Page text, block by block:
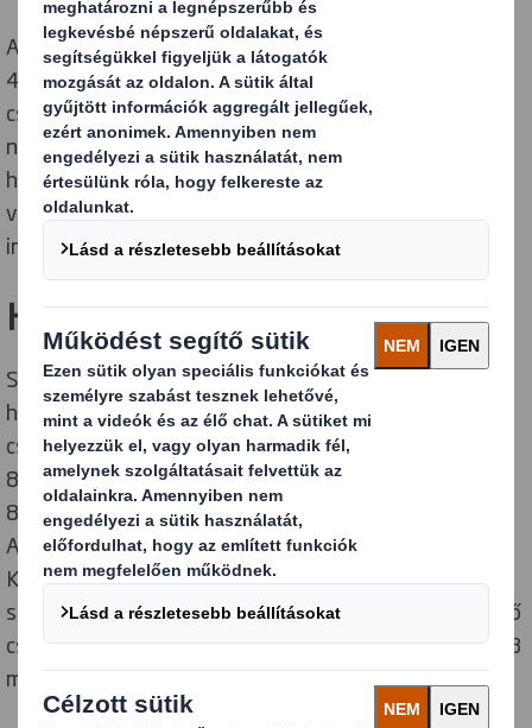
A fogyasztók 25%-a aktívan ellenzi a műanyagot,
41%-a pedig alternatív, megújuló forrásból készült
csomagolást szeretne. Mivel a fogyasztók egyre
nagyobb igényt támasztanak a műanyag
helyettesítésére, mi 100%-ban elkötelezettek
vagyunk amellett, hogy segítsünk vevőinknek
innovatív megoldásokat találni.
Hogyan segíthetünk Önnek?
Segítünk megoldást találni kihívásaira és az egyszer
használatos, „nehezen újrahasznosítható”
csomagolásokra. A termékek környezeti hatásának
80%-a a tervezési szakaszban eldől. Ezért mintegy
800 tervezőt képeztünk ki a Körforgásos Tervezési
Alaplevek szerinti csomagolásfejlesztésre. Forradalmi
Körforgásos Tervezés Mérőszámai eszközünk
segítségével könnyen összehasonlíthatók a különböző
csomagolási formák fenntarthatósági teljesítménye 8
mutató alapján.